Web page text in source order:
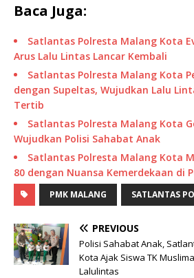
Baca Juga:
Satlantas Polresta Malang Kota
Arus Lalu Lintas Lancar Kembali
Satlantas Polresta Malang Kota
dengan Supeltas, Wujudkan Lalu
Tertib
Satlantas Polresta Malang Kota
Wujudkan Polisi Sahabat Anak
Satlantas Polresta Malang Kota
80 dengan Nuansa Kemerdekaan di
PMK MALANG SATLANTAS
PREVIOUS
Polisi Sahabat Anak,
Kota Ajak Siswa TK
Lalulintas